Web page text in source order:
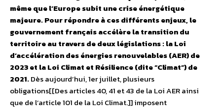
même que l’Europe subit une crise énergétique
majeure. Pour répondre à ces différents enjeux, le
gouvernement français accélère la transition du
territoire au travers de deux législations : la Loi
d’accélération des énergies renouvelables (AER) de
2023 et la Loi Climat et Résilience (dite “Climat”) de
2021.Dès aujourd’hui, 1er juillet, plusieurs
obligations[[Des articles 40, 41 et 43 de la Loi AER ainsi
que de l’article 101 de la Loi Climat.]] imposent